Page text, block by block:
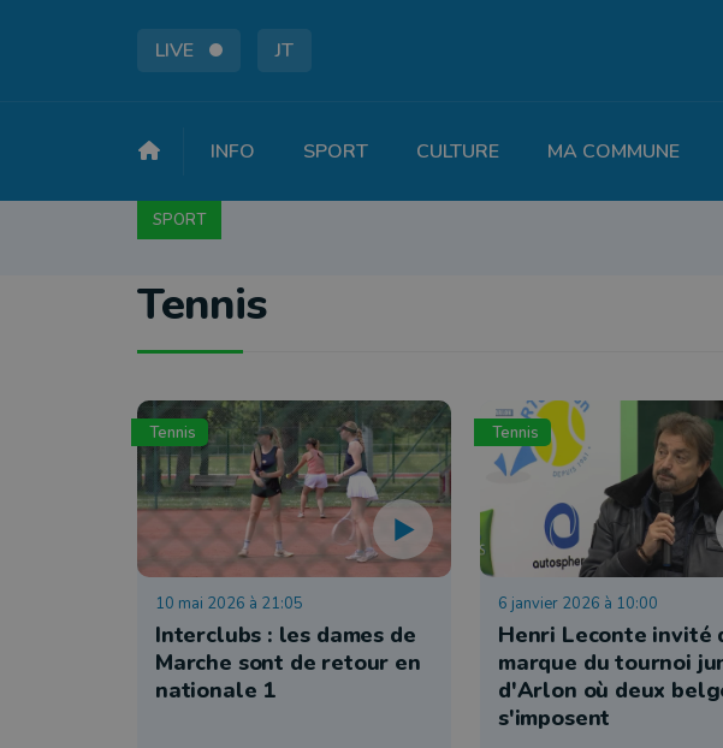
LIVE JT
INFO SPORT CULTURE MA COMMUNE
SPORT
Tennis
Tennis
10 mai 2026 à 21:05
Interclubs : les dames de
Marche sont de retour en
nationale 1
Tennis
6 janvier 2026 à 10:00
Henri Leconte invité
marque du tournoi
d'Arlon où deux
s'imposent